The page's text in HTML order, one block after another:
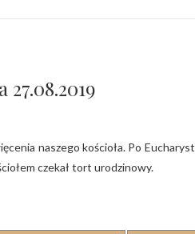
czekał tort urodzinowy.